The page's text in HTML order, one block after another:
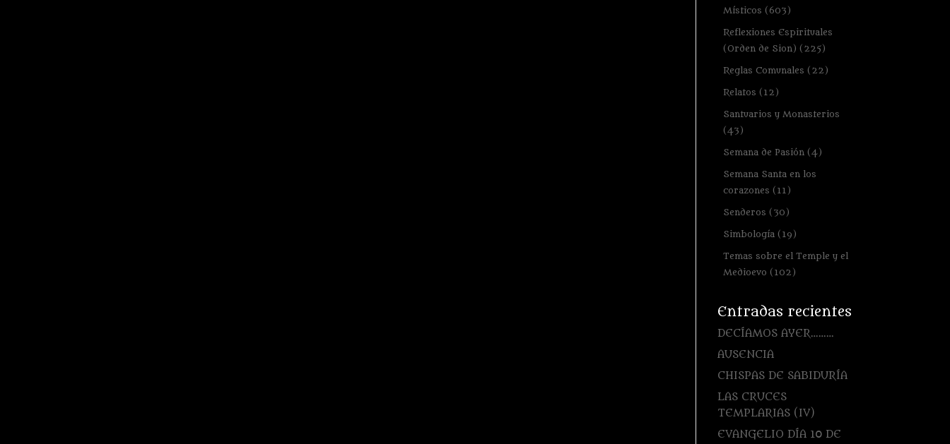
Místicos (603)
Reflexiones Espirituales
(Orden de Sion) (225)
Reglas Comunales (22)
Relatos (12)
Santuarios y Monasterios
(43)
Semana de Pasión (4)
Semana Santa en los
corazones (11)
Senderos (30)
Simbología (19)
Temas sobre el Temple y el
Medioevo (102)
Entradas recientes
DECÍAMOS AYER………
AUSENCIA
CHISPAS DE SABIDURÍA
LAS CRUCES
TEMPLARIAS (IV)
EVANGELIO DÍA 10 DE